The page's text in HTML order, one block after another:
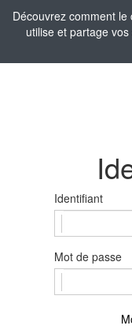
Découvrez comment
utilise et partage
Identifiant
Mot de passe